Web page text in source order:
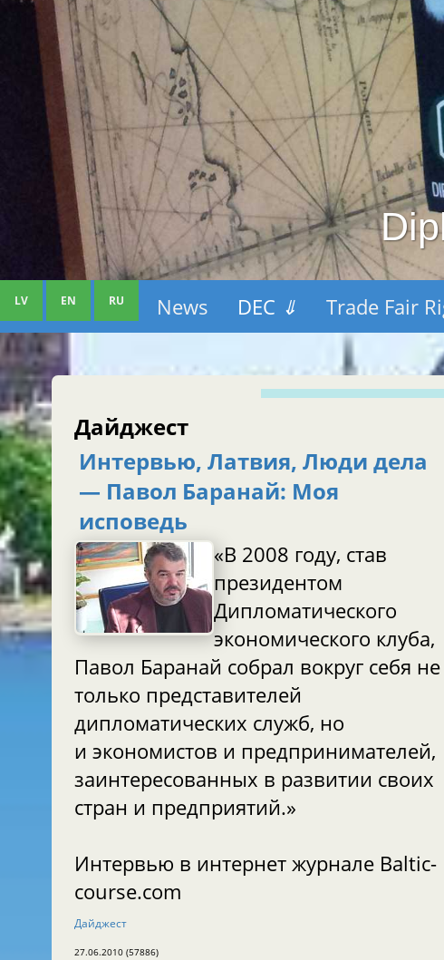
LV EN RU News DEC ⇓ Trade Fair
Дайджест
Интервью, Латвия, Люди дела
— Павол Баранай: Моя
исповедь
«В 2008 году, став
президентом
Дипломатического
экономического клуба,
Павол Баранай собрал вокруг себя не
только представителей
дипломатических служб, но
и экономистов и предпринимателей,
заинтересованных в развитии своих
стран и предприятий.»
Интервью в интернет журнале Baltic-
course.com
Дайджест
27.06.2010 (57886)